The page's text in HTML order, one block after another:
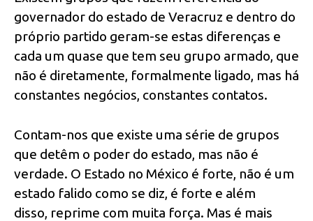
governador do estado de Veracruz e dentro do
próprio partido geram-se estas diferenças e
cada um quase que tem seu grupo armado, que
não é diretamente, formalmente ligado, mas há
constantes negócios, constantes contatos.
Contam-nos que existe uma série de grupos
que detêm o poder do estado, mas não é
verdade. O Estado no México é forte, não é um
estado falido como se diz, é forte e além
disso, reprime com muita força. Mas é mais